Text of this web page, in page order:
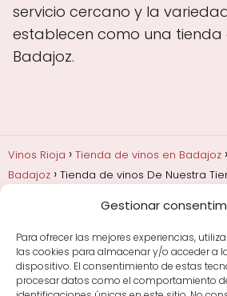
Gestionar
Para ofrecer las mejores experiencias,
las cookies para almacenar y/o acceder a
dispositivo. El consentimiento de estas
procesar datos como el comportamiento
servicio cercano y la
establecen como una tienda
Badajoz.
Vinos Rioja Tienda de vinos en Badajoz
Badajoz
Tienda de vinos De Nuestra
Añadas, crianza y guarda
Bodegas
Rioja y guías de regalo
Cultura del
curiosidades
Enoturismo en Rioja